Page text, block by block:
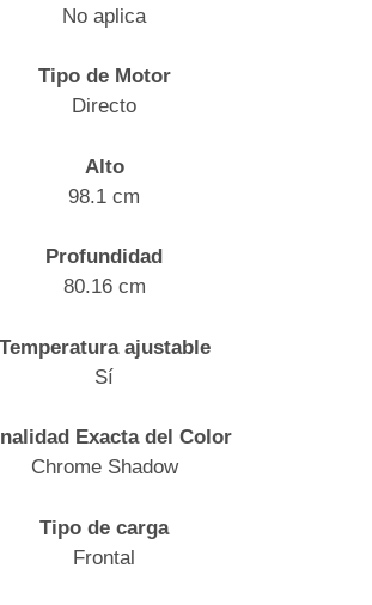
No aplica
Tipo de Motor
Directo
Alto
98.1 cm
Profundidad
80.16 cm
Temperatura ajustable
Sí
Exacta del Color
Chrome Shadow
Tipo de carga
Frontal